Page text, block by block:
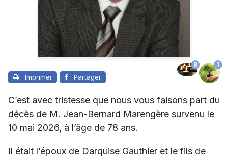
Imprimer Partager
8 1
C’est avec tristesse que nous vous faisons part du
décès de M. Jean-Bernard Marengère survenu le
10 mai 2026, à l’âge de 78 ans.
Il était l’époux de Darquise Gauthier et le fils de